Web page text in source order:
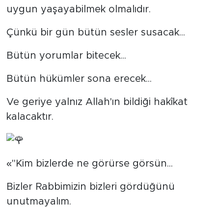
uygun yaşayabilmek olmalıdır.
Çünkü bir gün bütün sesler susacak...
Bütün yorumlar bitecek...
Bütün hükümler sona erecek...
Ve geriye yalnız Allah'ın bildiği hakîkat
kalacaktır.
«"Kim bizlerde ne görürse görsün...
Bizler Rabbimizin bizleri gördüğünü
unutmayalım.